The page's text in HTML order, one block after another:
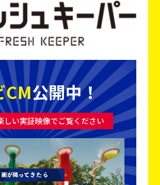
CM公開中！
しい実証映像でご覧ください